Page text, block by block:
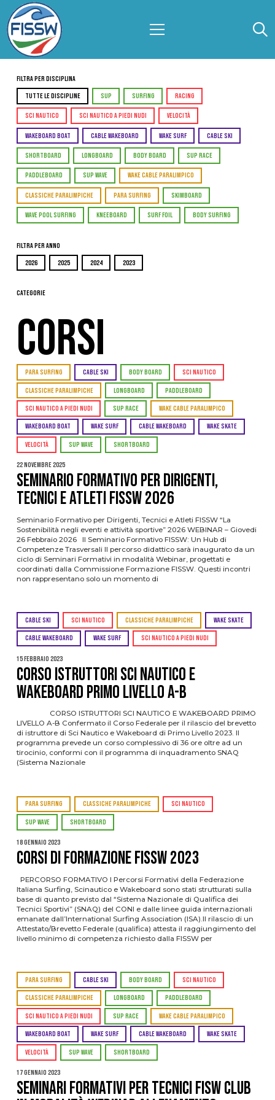
Filtra per Disciplina
TUTTE LE DISCIPLINE SUP SURFING RACING
SCI NAUTICO SCI NAUTICO A PIEDI NUDI VELOCITÀ
WAKEBOARD BOAT CABLE WAKEBOARD WAKE SURF CABLE SKI
SHORTBOARD LONGBOARD BODY BOARD SUP RACE
PADDLEBOARD SUP WAVE WAKE CABLE PARALIMPICO
CLASSICHE PARALIMPICHE PARA SURFING SKIMBOARD
WAVE POOL SURFING KNEEBOARD SURF FOIL BODY SURFING
Filtra per Anno
2026 2025 2024 2023
Categorie
CORSI
PARA SURFING CABLE SKI BODY BOARD SCI NAUTICO
CLASSICHE PARALIMPICHE LONGBOARD PADDLEBOARD
SCI NAUTICO A PIEDI NUDI SUP RACE WAKE CABLE PARALIMPICO
WAKEBOARD BOAT WAKE SURF CABLE WAKEBOARD WAKE SKATE
VELOCITÀ SUP WAVE SHORTBOARD
22 Novembre 2025
Seminario Formativo per Dirigenti,
Tecnici e Atleti FISSW 2026
Seminario Formativo per Dirigenti, Tecnici e Atleti FISSW “La
Sostenibilità negli eventi e attività sportive” 2026 WEBINAR – Giovedi
26 Febbraio 2026 Il Seminario Formativo FISSW: Un Hub di
Competenze Trasversali Il percorso didattico sarà inaugurato da un
ciclo di Seminari Formativi in modalità Webinar, progettati e
coordinati dalla Commissione Formazione FISSW. Questi incontri
non rappresentano solo un momento di
CABLE SKI SCI NAUTICO CLASSICHE PARALIMPICHE WAKE SKATE
CABLE WAKEBOARD WAKE SURF SCI NAUTICO A PIEDI NUDI
15 Febbraio 2023
CORSO ISTRUTTORI SCI NAUTICO E
WAKEBOARD PRIMO LIVELLO A-B
CORSO ISTRUTTORI SCI NAUTICO E WAKEBOARD PRIMO
LIVELLO A-B Confermato il Corso Federale per il rilascio del brevetto
di istruttore di Sci Nautico e Wakeboard di Primo Livello 2023. Il
programma prevede un corso complessivo di 36 ore oltre ad un
tirocinio, conformi con il programma di inquadramento SNAQ
(Sistema Nazionale
PARA SURFING CLASSICHE PARALIMPICHE SCI NAUTICO
SUP WAVE SHORTBOARD
18 Gennaio 2023
CORSI DI FORMAZIONE FISSW 2023
PERCORSO FORMATIVO I Percorsi Formativi della Federazione
Italiana Surfing, Scinautico e Wakeboard sono stati strutturati sulla
base di quanto previsto dal “Sistema Nazionale di Qualifica dei
Tecnici Sportivi” (SNAQ) del CONI e dalle linee guida internazionali
emanate dall’International Surfing Association (ISA).Il rilascio di un
Attestato/Brevetto Federale (qualifica) attesta il raggiungimento del
livello minimo di competenza richiesto dalla FISSW per
PARA SURFING CABLE SKI BODY BOARD SCI NAUTICO
CLASSICHE PARALIMPICHE LONGBOARD PADDLEBOARD
SCI NAUTICO A PIEDI NUDI SUP RACE WAKE CABLE PARALIMPICO
WAKEBOARD BOAT WAKE SURF CABLE WAKEBOARD WAKE SKATE
VELOCITÀ SUP WAVE SHORTBOARD
17 Gennaio 2023
Seminari Formativi per Tecnici FISW Club